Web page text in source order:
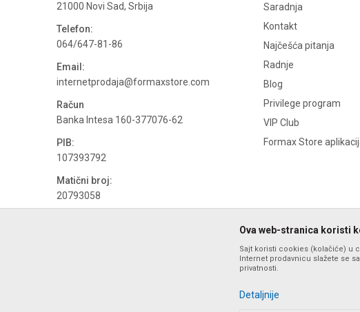
21000 Novi Sad, Srbija
Telefon:
064/647-81-86
Email:
internetprodaja@formaxstore.com
Račun
Banka Intesa 160-377076-62
PIB:
107393792
Matični broj:
20793058
Saradnja
Kontakt
Najčešća pitanja
Radnje
Blog
Privilege program
VIP Club
Formax Store
Ova web-stranica koristi
Sajt koristi cookies (kolačiće) u
Internet prodavnicu slažete se
privatnosti.
Detaljnije